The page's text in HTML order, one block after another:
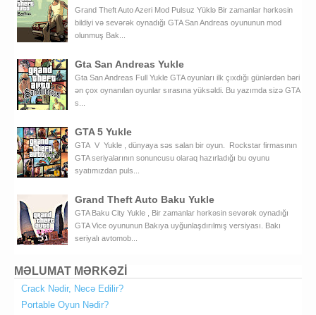
Grand Theft Auto Azeri Mod Pulsuz Yüklə Bir zamanlar hərkəsin
bildiyi və sevərək oynadığı GTA San Andreas oyununun mod
olunmuş Bak...
Gta San Andreas Yukle
Gta San Andreas Full Yukle GTA oyunları ilk çıxdığı günlərdən bəri
ən çox oynanılan oyunlar sırasına yüksəldi. Bu yazımda sizə GTA
s...
GTA 5 Yukle
GTA V Yukle , dünyaya səs salan bir oyun. Rockstar firmasının
GTA seriyalarının sonuncusu olaraq hazırladığı bu oyunu
syatımızdan puls...
Grand Theft Auto Baku Yukle
GTA Baku City Yukle , Bir zamanlar hərkəsin sevərək oynadığı
GTA Vice oyununun Bakıya uyğunlaşdırılmış versiyası. Bakı
seriyalı avtomob...
MƏLUMAT MƏRKƏZİ
Crack Nədir, Necə Edilir?
Portable Oyun Nədir?